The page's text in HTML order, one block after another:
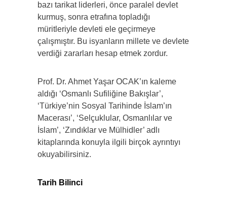
bazı tarikat liderleri, önce paralel devlet
kurmuş, sonra etrafına topladığı
müritleriyle devleti ele geçirmeye
çalışmıştır. Bu isyanların millete ve devlete
verdiği zararları hesap etmek zordur.
Prof. Dr. Ahmet Yaşar OCAK’ın kaleme
aldığı ‘Osmanlı Sufiliğine Bakışlar’,
‘Türkiye’nin Sosyal Tarihinde İslam’ın
Macerası’, ‘Selçuklular, Osmanlılar ve
İslam’, ‘Zındıklar ve Mülhidler’ adlı
kitaplarında konuyla ilgili birçok ayrıntıyı
okuyabilirsiniz.
Tarih Bilinci